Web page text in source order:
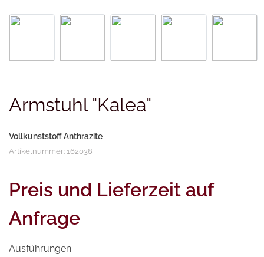
Armstuhl "Kalea"
Vollkunststoff Anthrazite
Artikelnummer: 162038
Preis und Lieferzeit auf
Anfrage
Ausführungen: